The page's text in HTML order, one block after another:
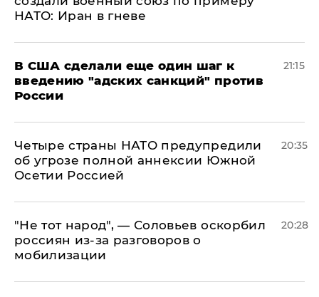
НАТО: Иран в гневе
В США сделали еще один шаг к
введению "адских санкций" против
России
21:15
Четыре страны НАТО предупредили
об угрозе полной аннексии Южной
Осетии Россией
20:35
​"Не тот народ", — Соловьев оскорбил
россиян из-за разговоров о
мобилизации
20:28